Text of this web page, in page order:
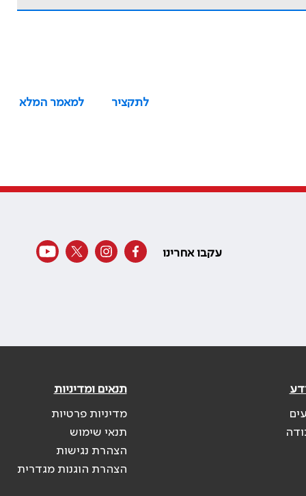
לתקציר למאמר המלא
עקבו אחרינו
תנאים ומדיניות
מדיניות פרטיות
תנאי שימוש
הצהרת נגישות
הצהרת הוגנות מגדרית